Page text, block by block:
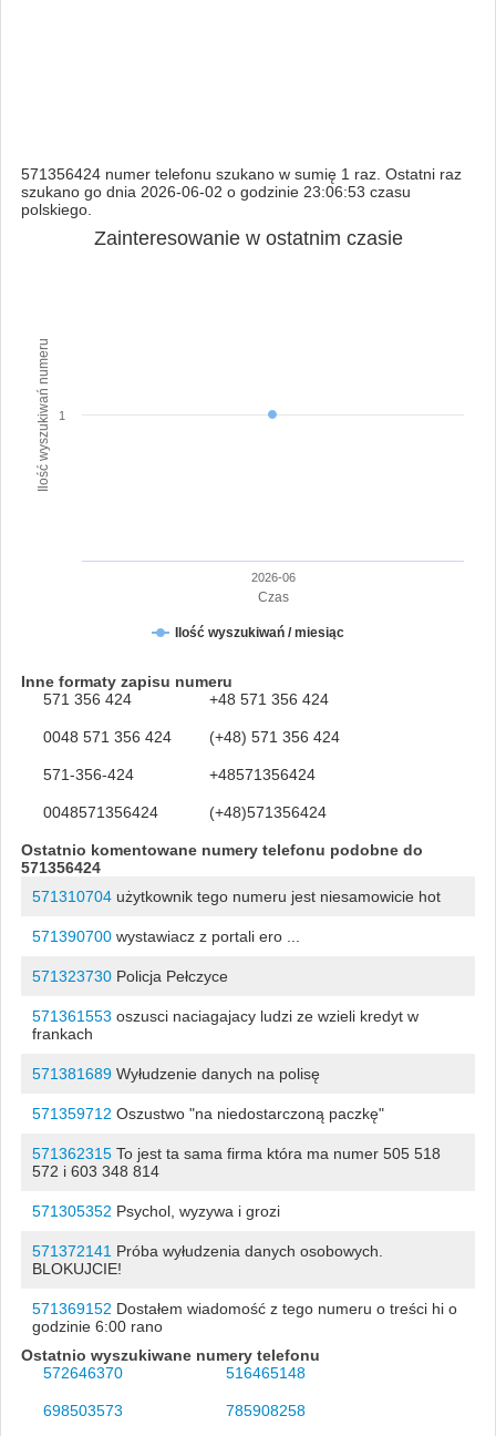
571356424 numer telefonu szukano w sumię 1 raz. Ostatni raz
szukano go dnia 2026-06-02 o godzinie 23:06:53 czasu
polskiego.
Czas
Ilość wyszukiwań numeru
Zainteresowanie w ostatnim czasie
Ilość wyszukiwań / miesiąc
2026-06
1
Inne formaty zapisu numeru
571 356 424
+48 571 356 424
0048 571 356 424 (+48) 571 356 424
571-356-424 +48571356424
0048571356424 (+48)571356424
Ostatnio komentowane numery telefonu podobne do
571356424
571310704użytkownik tego numeru jest niesamowicie hot
571390700wystawiacz z portali ero ...
571323730Policja Pełczyce
571361553 oszusci naciagajacy ludzi ze wzieli kredyt w
frankach
571381689Wyłudzenie danych na polisę
571359712 Oszustwo "na niedostarczoną paczkę"
571362315To jest ta sama firma która ma numer 505 518
572 i 603 348 814
571305352 Psychol, wyzywa i grozi
571372141 Próba wyłudzenia danych osobowych.
BLOKUJCIE!
571369152 Dostałem wiadomość z tego numeru o treści hi o
godzinie 6:00 rano
Ostatnio wyszukiwane numery telefonu
572646370
516465148
698503573 785908258